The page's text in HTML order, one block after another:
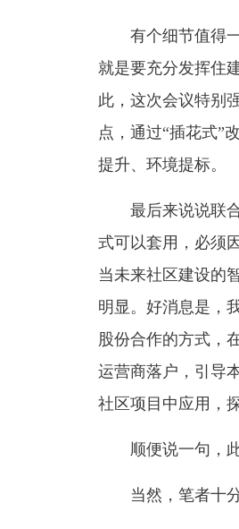
有个细节值得一
就是要充分发挥住
此，这次会议特别
点，通过“插花式”
提升、环境提标。
最后来说说联合
式可以套用，必须
当未来社区建设的
明显。好消息是，
股份合作的方式，
运营商落户，引导
社区项目中应用，
顺便说一句，此
当然，笔者十分